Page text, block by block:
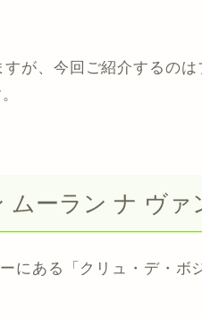
が、今回ご紹介するの
ムーラン ナ ヴァ
にある「クリュ・デ・ボ